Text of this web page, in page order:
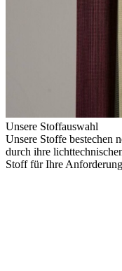
Unsere Stoffauswahl
Unsere Stoffe bestechen
durch ihre
Stoff für Ihre